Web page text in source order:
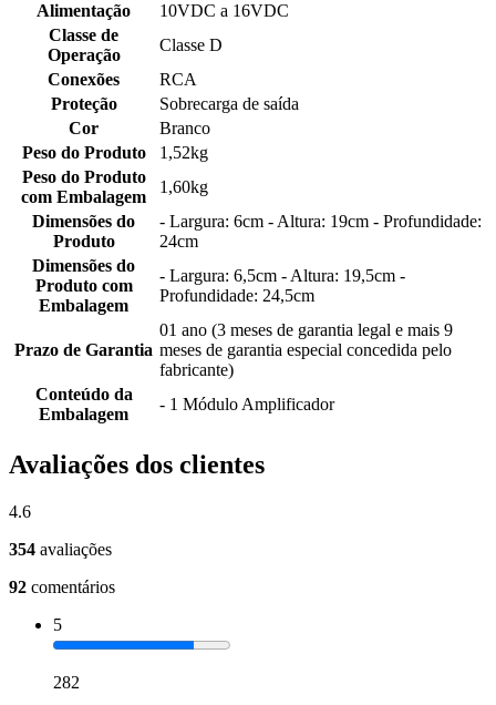
Alimentação
10VDC a 16VDC
Classe de
Operação
Classe D
Conexões
RCA
Proteção
Sobrecarga de saída
Cor
Branco
Peso do Produto
1,52kg
Peso do Produto
com Embalagem
1,60kg
Dimensões do
Produto
- Largura: 6cm - Altura: 19cm - Profundidade:
24cm
Dimensões do
Produto com
Embalagem
- Largura: 6,5cm - Altura: 19,5cm -
Profundidade: 24,5cm
Prazo de Garantia
01 ano (3 meses de garantia legal e mais 9
meses de garantia especial concedida pelo
fabricante)
Conteúdo da
Embalagem
- 1 Módulo Amplificador
Avaliações dos clientes
4.6
354 avaliações
92 comentários
5
282